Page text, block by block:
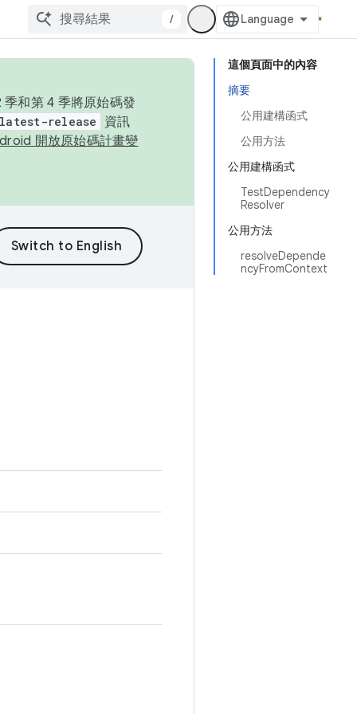
/
這個頁面中的內容
摘要
公用建構函式
公用方法
公用建構函式
TestDependency
Resolver
公用方法
resolveDepende
ncyFromContext
和第 4 季將原始碼發
release
資訊
開放原始碼計畫變